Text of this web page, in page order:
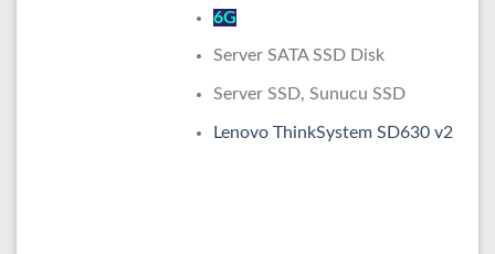
6G
Server SATA SSD Disk
Server SSD, Sunucu SSD
Lenovo ThinkSystem SD630 v2